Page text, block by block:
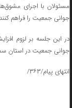
مسئولان با اجرای
جوانی جمعیت را فراهم کنند.
در این جلسه بر لزوم
جوانی جمعیت در استان
انتهای پیام/۳۶۳/